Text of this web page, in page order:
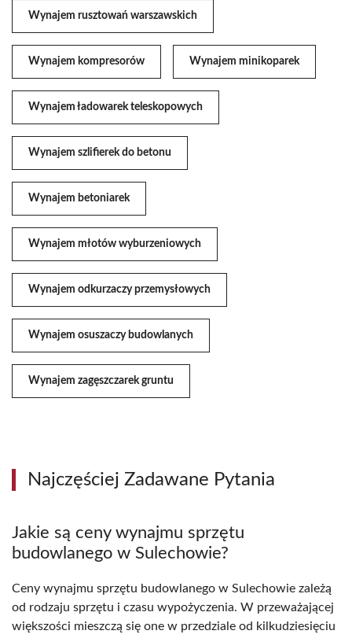
Wynajem rusztowań warszawskich
Wynajem kompresorów Wynajem minikoparek
Wynajem ładowarek teleskopowych
Wynajem szlifierek do betonu
Wynajem betoniarek
Wynajem młotów wyburzeniowych
Wynajem odkurzaczy przemysłowych
Wynajem osuszaczy budowlanych
Wynajem zagęszczarek gruntu
Najczęściej Zadawane Pytania
Jakie są ceny wynajmu sprzętu
budowlanego w Sulechowie?
Ceny wynajmu sprzętu budowlanego w Sulechowie zależą
od rodzaju sprzętu i czasu wypożyczenia. W przeważającej
większości mieszczą się one w przedziale od kilkudziesięciu